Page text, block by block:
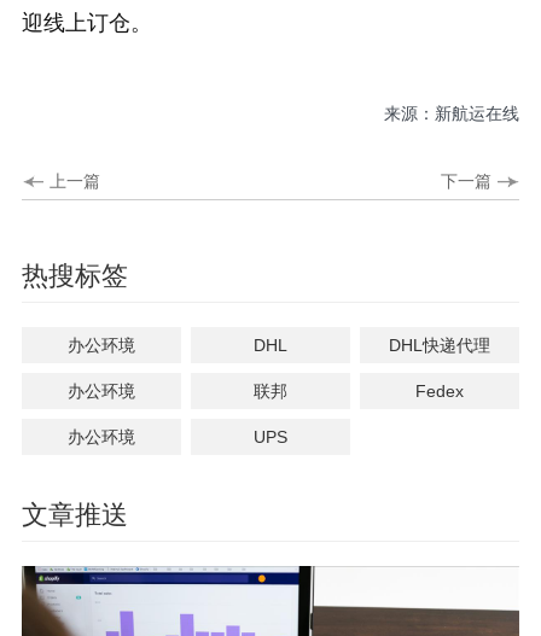
迎线上订仓。
来源：新航运在线
上一篇 下一篇
热搜标签
办公环境 DHL DHL快递代理
办公环境 联邦 Fedex
办公环境 UPS
文章推送